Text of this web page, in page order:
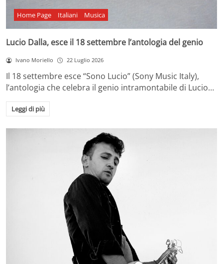
Home Page Italiani Musica
Lucio Dalla, esce il 18 settembre l’antologia del genio
Ivano Moriello 22 Luglio 2026
Il 18 settembre esce “Sono Lucio” (Sony Music Italy),
l’antologia che celebra il genio intramontabile di Lucio…
Leggi di più